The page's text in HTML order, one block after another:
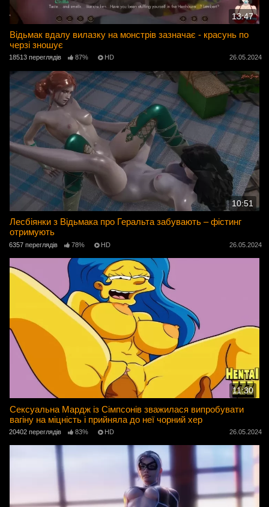
13:47
Відьмак вдалу вилазку на монстрів зазначає - красунь по
черзі зношує
18513 переглядів 87% HD 26.05.2024
10:51
Лесбіянки з Відьмака про Геральта забувають – фістинг
отримують
6357 переглядів 78% HD 26.05.2024
11:30
Сексуальна Мардж із Сімпсонів зважилася випробувати
вагіну на міцність і прийняла до неї чорний хер
20402 переглядів 83% HD 26.05.2024